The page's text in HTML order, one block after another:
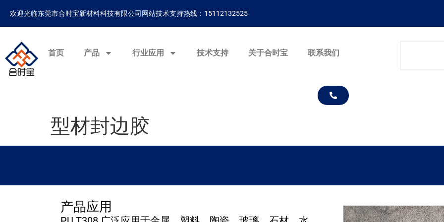
欢迎光临东莞市合时宝新材料科技有限公司网站技术支持热线：15112132525
首页 产品 行业应用 技术支持 关于合时宝 联系我们
型材封边胶
产品应用